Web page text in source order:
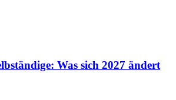
Was sich 2027 ändert